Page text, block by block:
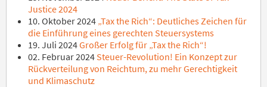
Justice 2024
10. Oktober 2024 „Tax the Rich“: Deutliches Zeichen für
die Einführung eines gerechten Steuersystems
19. Juli 2024Großer Erfolg für „Tax the Rich“!
02. Februar 2024 Steuer-Revolution! Ein Konzept zur
Rückverteilung von Reichtum, zu mehr Gerechtigkeit
und Klimaschutz